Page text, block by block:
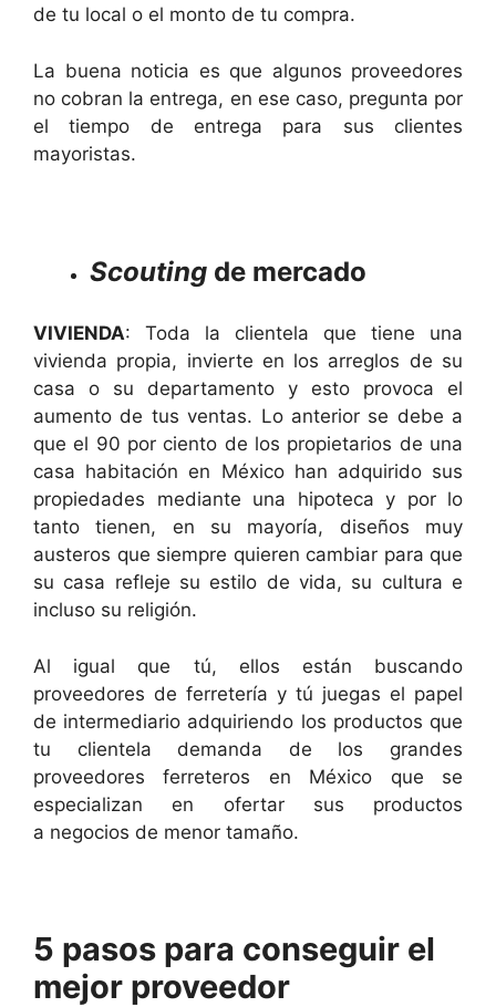
de tu local o el monto de tu compra.
La buena noticia es que algunos proveedores
no cobran la entrega, en ese caso, pregunta por
el tiempo de entrega para sus clientes
mayoristas.
Scouting de mercado
VIVIENDA: Toda la clientela que tiene una
vivienda propia, invierte en los arreglos de su
casa o su departamento y esto provoca el
aumento de tus ventas. Lo anterior se debe a
que el 90 por ciento de los propietarios de una
casa habitación en México han adquirido sus
propiedades mediante una hipoteca y por lo
tanto tienen, en su mayoría, diseños muy
austeros que siempre quieren cambiar para que
su casa refleje su estilo de vida, su cultura e
incluso su religión.
Al igual que tú, ellos están buscando
proveedores de ferretería y tú juegas el papel
de intermediario adquiriendo los productos que
tu clientela demanda de los grandes
proveedores ferreteros en México que se
especializan en ofertar sus productos
a negocios de menor tamaño.
5 pasos para conseguir el
mejor proveedor